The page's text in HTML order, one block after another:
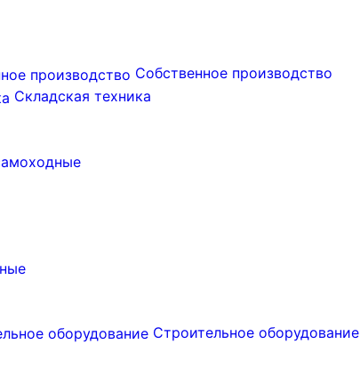
Собственное производство
Складская техника
Строительное оборудование